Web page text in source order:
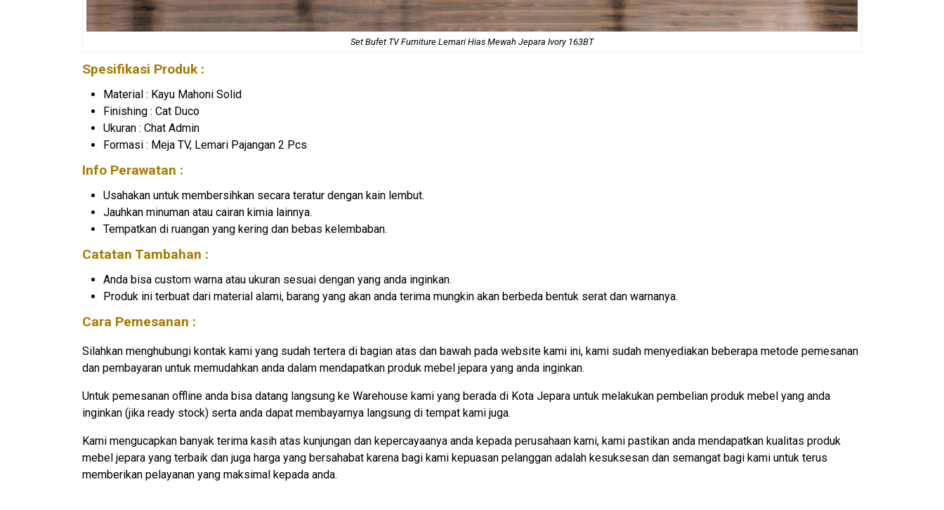
Set Bufet TV Furniture Lemari Hias Mewah Jepara Ivory 163BT
Spesifikasi Produk :
Material : Kayu Mahoni Solid
Finishing : Cat Duco
Ukuran : Chat Admin
Formasi : Meja TV, Lemari Pajangan 2 Pcs
Info Perawatan :
Usahakan untuk membersihkan secara teratur dengan kain lembut.
Jauhkan minuman atau cairan kimia lainnya.
Tempatkan di ruangan yang kering dan bebas kelembaban.
Catatan Tambahan :
Anda bisa custom warna atau ukuran sesuai dengan yang anda inginkan.
Produk ini terbuat dari material alami, barang yang akan anda terima mungkin akan berbeda bentuk serat dan warnanya.
Cara Pemesanan :
Silahkan menghubungi kontak kami yang sudah tertera di bagian atas dan bawah pada website kami ini, kami sudah menyediakan beberapa metode pemesanan
dan pembayaran untuk memudahkan anda dalam mendapatkan produk mebel jepara yang anda inginkan.
Untuk pemesanan offline anda bisa datang langsung ke Warehouse kami yang berada di Kota Jepara untuk melakukan pembelian produk mebel yang anda
inginkan (jika ready stock) serta anda dapat membayarnya langsung di tempat kami juga.
Kami mengucapkan banyak terima kasih atas kunjungan dan kepercayaanya anda kepada perusahaan kami, kami pastikan anda mendapatkan kualitas produk
mebel jepara yang terbaik dan juga harga yang bersahabat karena bagi kami kepuasan pelanggan adalah kesuksesan dan semangat bagi kami untuk terus
memberikan pelayanan yang maksimal kepada anda.